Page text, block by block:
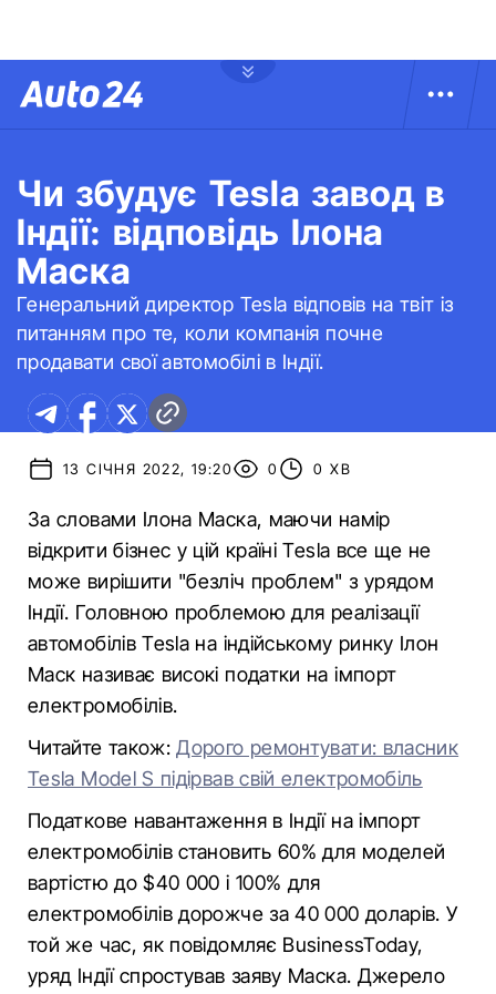
Чи збудує Tesla завод в
Індії: відповідь Ілона
Маска
Генеральний директор Tesla відповів на твіт із
питанням про те, коли компанія почне
продавати свої автомобілі в Індії.
13 СІЧНЯ 2022, 19:20 0 0 ХВ
За словами Ілона Маска, маючи намір
відкрити бізнес у цій країні Tesla все ще не
може вирішити "безліч проблем" з урядом
Індії. Головною проблемою для реалізації
автомобілів Tesla на індійському ринку Ілон
Маск називає високі податки на імпорт
електромобілів.
Читайте також:Дорого ремонтувати: власник
Tesla Model S підірвав свій електромобіль
Податкове навантаження в Індії на імпорт
електромобілів становить 60% для моделей
вартістю до $40 000 і 100% для
електромобілів дорожче за 40 000 доларів. У
той же час, як повідомляє BusinessToday,
уряд Індії спростував заяву Маска. Джерело